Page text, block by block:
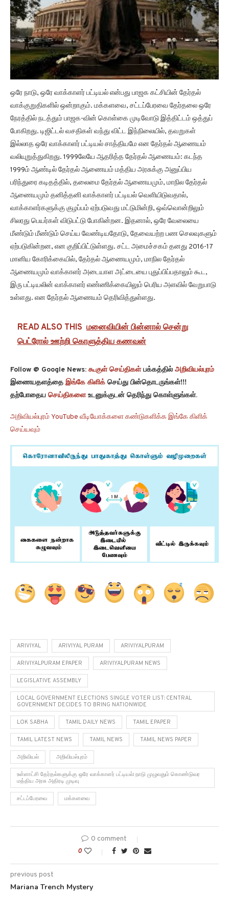
ஒரே நாடு, ஒரே வாக்காளர் பட்டியல் என்பது பாஜக கட்சியின் தேர்தல்
வாக்குறுதிகளில் ஒன்றாகும். மக்களவை, சட்டப்பேரவை தேர்தலை ஒரே
நேரத்தில் நடத்தும் பாஜக-வின் கொள்கை முடிவோடு இத்திட்டம் ஒத்துப்
போகிறது. டிஜிட்டல் வசதிகள் வந்து விட்ட இந்நிலையில், தவறுகள்
இல்லாத ஒரே வாக்காளர் பட்டியல் சாத்தியமே என தேர்தல் ஆணையம்
வலியுறுத்துகிறது. 1999லேயே ஆதரித்த தேர்தல் ஆணையம்: கடந்த
1999ம் ஆண்டில் தேர்தல் ஆணையம் மத்திய அரசுக்கு அனுப்பிய
பரிந்துரை கடிதத்தில், தலைமை தேர்தல் ஆணையமும், மாநில தேர்தல்
ஆணையமும் தனித்தனி வாக்காளர் பட்டியல் வெளியிடுவதால்,
வாக்காளர்களுக்கு குழப்பம் ஏற்படுவது மட்டுமின்றி, ஒவ்வொன்றிலும்
சிலரது பெயர்கள் விடுபட்டு போகின்றன. இதனால், ஒரே வேலையை
மீண்டும் மீண்டும் செய்ய வேண்டியதோடு, தேவையற்ற பண செலவுகளும்
ஏற்படுகின்றன, என குறிப்பிட்டுள்ளது. சட்ட அமைச்சகம் தனது 2016-17
மானிய கோரிக்கையில், தேர்தல் ஆணையமும், மாநில தேர்தல்
ஆணையமும் வாக்காளர் அடையாள அட்டையை புதுப்பிப்பதாலும் கூட,
இரு பட்டியலின் வாக்காளர் எண்ணிக்கையிலும் பெரிய அளவில் வேறுபாடு
உள்ளது. என தேர்தல் ஆணையம் தெரிவித்துள்ளது.
READ ALSO THIS மனைவியின் பின்னால் சென்று
பெட்ரோல் ஊற்றி கொளுத்திய கணவன்
Follow @ Google News: கூகுள் செய்திகள்பக்கத்தில் அறிவியல்புரம்
இணையதளத்தை இங்கே கிளிக் செய்து பின்தொடருங்கள்!!!
தற்போதைய செய்திகளைஉடனுக்குடன் தெரிந்து கொள்ளுங்கள்.
அறிவியல்புரம் YouTube வீடியோக்களை கண்டுகளிக்க இங்கே கிளிக்
செய்யவும்
ARIVIYAL ARIVIYAL PURAM ARIVIYALPURAM
ARIVIYALPURAM EPAPER ARIVIYALPURAM NEWS
LEGISLATIVE ASSEMBLY
LOCAL GOVERNMENT ELECTIONS SINGLE VOTER LIST: CENTRAL
GOVERNMENT DECIDES TO BRING NATIONWIDE
LOK SABHA TAMIL DAILY NEWS TAMIL EPAPER
TAMIL LATEST NEWS TAMIL NEWS TAMIL NEWS PAPER
அறிவியல் அறிவியல்புரம்
உள்ளாட்சி தேர்தல்களுக்கு ஒரே வாக்காளர் பட்டியல்: நாடு முழுவதும் கொண்டுவர
மத்திய அரசு அதிரடி முடிவு
சட்டப்பேரவை மக்களவை
0 comment
0
previous post
Mariana Trench Mystery